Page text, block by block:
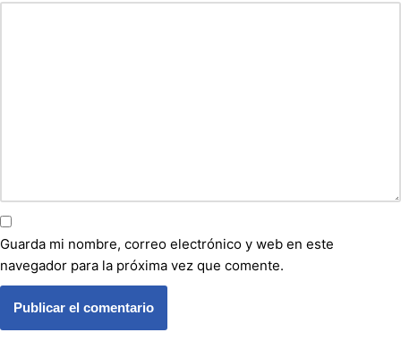
Guarda mi nombre, correo electrónico y web en este
navegador para la próxima vez que comente.